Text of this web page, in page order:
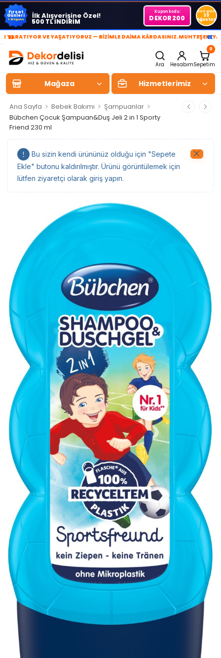
Fırsat
Günleri
1-30 Ağustos İlk Alışverişine Özel!
500 TL İNDİRİM
Kupon kodu:
DEKOR200
Son gün
30
Ağustos
» VE YAŞATIYORUZ — BİZİMLE DAİMA KÂRDASINIZ.MUHTEŞEM «
Ara Hesabım
0
Sepetim
Mağaza Hizmetlerimiz
Ana Sayfa > Bebek Bakımı > Şampuanlar >
Bübchen Çocuk Şampuan&Duş Jeli 2 in 1 Sporty
Friend 230 ml
Bu sizin kendi ürününüz olduğu için "Sepete
Ekle" butonu kaldırılmıştır. Ürünü görüntülemek için
lütfen ziyaretçi olarak giriş yapın.